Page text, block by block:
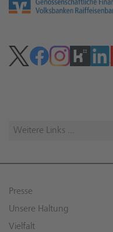
Weitere Links ...
Presse
Unsere Haltung
Vielfalt